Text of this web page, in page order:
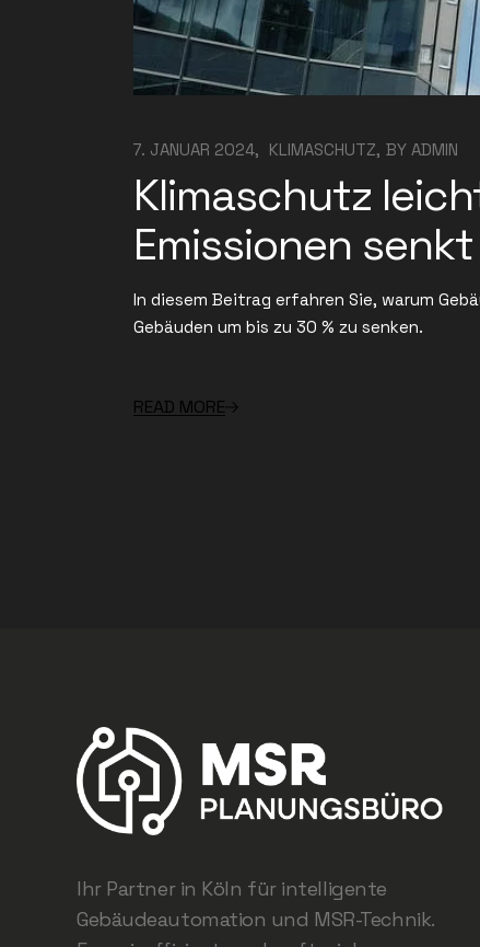
7. JANUAR 2024 KLIMASCHUTZ BY ADMIN
Klimaschutz
Emissionen
In diesem Beitrag erfahren Sie, warum
Gebäuden um bis zu 30 % zu senken.
READ MORE
Ihr Partner in Köln für intelligente
Gebäudeautomation und MSR-Technik.